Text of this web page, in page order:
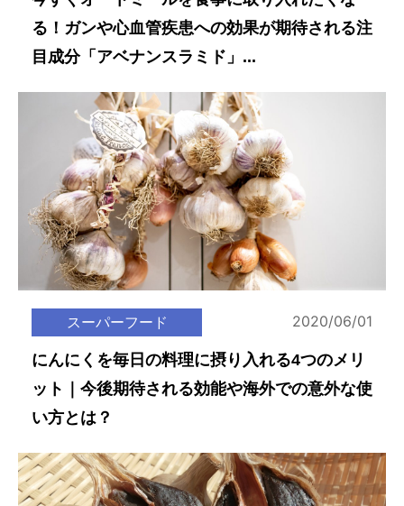
る！ガンや心血管疾患への効果が期待される注
目成分「アベナンスラミド」...
スーパーフード 2020/06/01
にんにくを毎日の料理に摂り入れる4つのメリ
ット｜今後期待される効能や海外での意外な使
い方とは？